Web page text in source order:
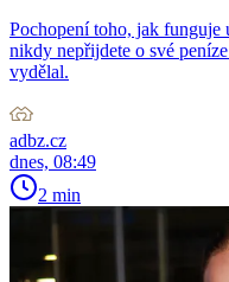
Pochopení toho, jak funguje
nikdy nepřijdete o své
vydělal.
adbz.cz
dnes, 08:49
2 min